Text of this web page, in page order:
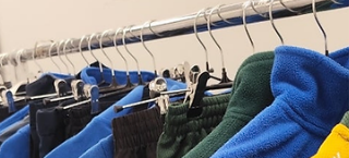
뉴질랜드 타우랑가 유학 박람회 9월 안내